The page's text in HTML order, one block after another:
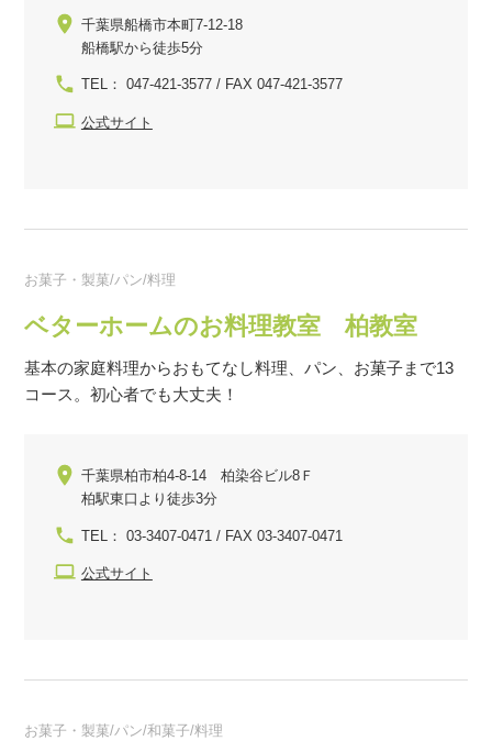
千葉県船橋市本町7-12-18
船橋駅から徒歩5分
TEL： 047-421-3577 / FAX 047-421-3577
公式サイト
お菓子・製菓/パン/料理
ベターホームのお料理教室 柏教室
基本の家庭料理からおもてなし料理、パン、お菓子まで13
コース。初心者でも大丈夫！
千葉県柏市柏4-8-14 柏染谷ビル8Ｆ
柏駅東口より徒歩3分
TEL： 03-3407-0471 / FAX 03-3407-0471
公式サイト
お菓子・製菓/パン/和菓子/料理